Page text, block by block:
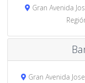
Gran Avenida
Gran Avenida